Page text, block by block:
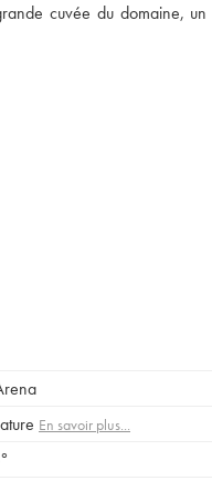
cuvée du domaine,
En savoir plus...